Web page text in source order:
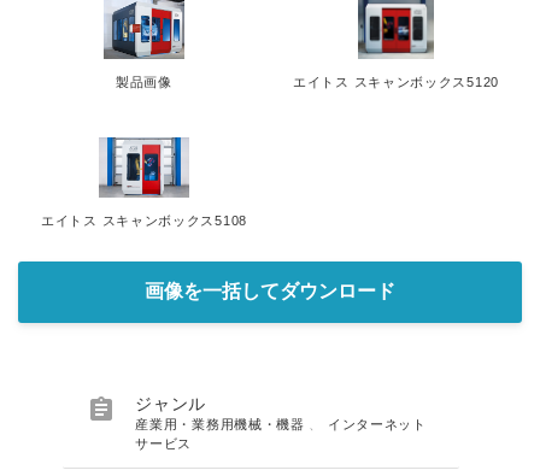
製品画像 エイトス スキャンボックス5120
エイトス スキャンボックス5108
画像を一括してダウンロード
 ジャンル
産業用・業務用機械・機器
インターネット
サービス